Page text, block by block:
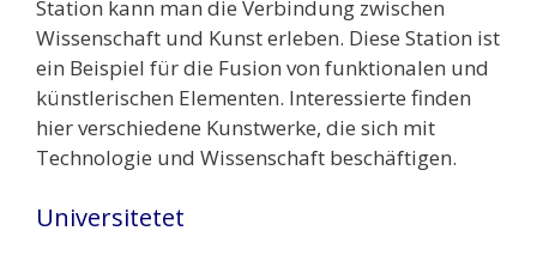
Station kann man die Verbindung zwischen
Wissenschaft und Kunst erleben. Diese Station ist
ein Beispiel für die Fusion von funktionalen und
künstlerischen Elementen. Interessierte finden
hier verschiedene Kunstwerke, die sich mit
Technologie und Wissenschaft beschäftigen.
Universitetet